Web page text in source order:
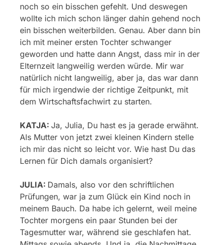
noch so ein bisschen gefehlt. Und deswegen
wollte ich mich schon länger dahin gehend noch
ein bisschen weiterbilden. Genau. Aber dann bin
ich mit meiner ersten Tochter schwanger
geworden und hatte dann Angst, dass mir in der
Elternzeit langweilig werden würde. Mir war
natürlich nicht langweilig, aber ja, das war dann
für mich irgendwie der richtige Zeitpunkt, mit
dem Wirtschaftsfachwirt zu starten.
KATJA: Ja, Julia, Du hast es ja gerade erwähnt.
Als Mutter von jetzt zwei kleinen Kindern stelle
ich mir das nicht so leicht vor. Wie hast Du das
Lernen für Dich damals organisiert?
JULIA: Damals, also vor den schriftlichen
Prüfungen, war ja zum Glück ein Kind noch in
meinem Bauch. Da habe ich gelernt, weil meine
Tochter morgens ein paar Stunden bei der
Tagesmutter war, während sie geschlafen hat.